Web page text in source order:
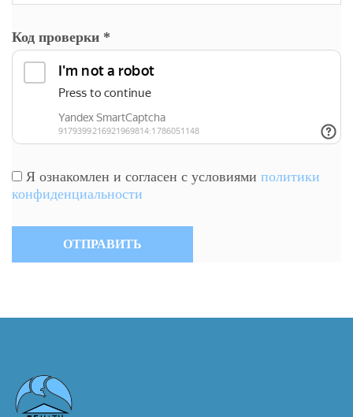
Код проверки *
Я ознакомлен и согласен с условиями политики
конфиденциальности